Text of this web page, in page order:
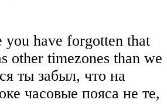
have forgotten that
other timezones than we
ты забыл, что на
часовые пояса не те,